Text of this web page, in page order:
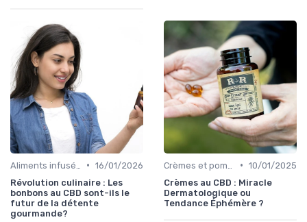
• 16/01/2026
Révolution culinaire : Les
bonbons au CBD sont-ils le
futur de la détente
gourmande?
• 10/01/2025
Crèmes au CBD : Miracle
Dermatologique ou
Tendance Éphémère ?